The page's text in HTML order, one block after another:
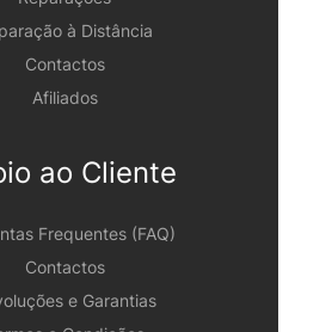
à Distância
Contactos
Afiliados
ao Cliente
Frequentes (FAQ)
Contactos
e Garantias